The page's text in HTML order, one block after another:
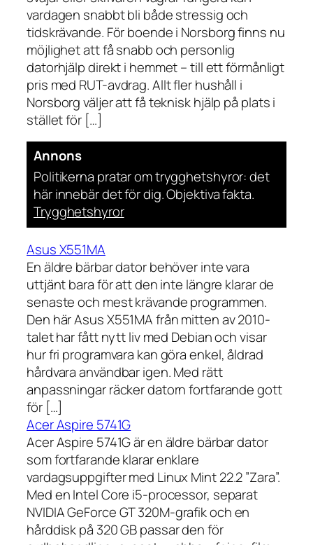
vardagen snabbt bli både stressig och
tidskrävande. För boende i Norsborg finns nu
möjlighet att få snabb och personlig
datorhjälp direkt i hemmet – till ett förmånligt
pris med RUT-avdrag. Allt fler hushåll i
Norsborg väljer att få teknisk hjälp på plats i
stället för […]
Annons
Politikerna pratar om trygghetshyror: det
här innebär det för dig. Objektiva fakta.
Trygghetshyror
Asus X551MA
En äldre bärbar dator behöver inte vara
uttjänt bara för att den inte längre klarar de
senaste och mest krävande programmen.
Den här Asus X551MA från mitten av 2010-
talet har fått nytt liv med Debian och visar
hur fri programvara kan göra enkel, åldrad
hårdvara användbar igen. Med rätt
anpassningar räcker datorn fortfarande gott
för […]
Acer Aspire 5741G
Acer Aspire 5741G är en äldre bärbar dator
som fortfarande klarar enklare
vardagsuppgifter med Linux Mint 22.2 ”Zara”.
Med en Intel Core i5-processor, separat
NVIDIA GeForce GT 320M-grafik och en
hårddisk på 320 GB passar den för